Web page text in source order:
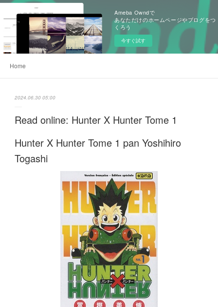
Ameba Owndで
あなただけのホームページやブログをつ
くろう
今すぐ試す
Home
2024.06.30 05:00
Read online: Hunter X Hunter Tome 1
Hunter X Hunter Tome 1 pan Yoshihiro
Togashi